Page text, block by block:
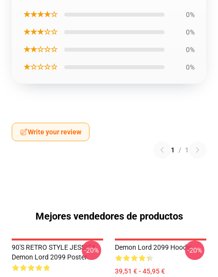
★★★★☆ 0%
★★★☆☆ 0%
★★☆☆☆ 0%
★☆☆☆☆ 0%
Write your review
1 / 1
Mejores vendedores de productos
90'S RETRO STYLE JESSICA
Demon Lord 2099 Poster
-20% Demon Lord 2099 Hoodie
39,51 € - 45,95 €
-20%